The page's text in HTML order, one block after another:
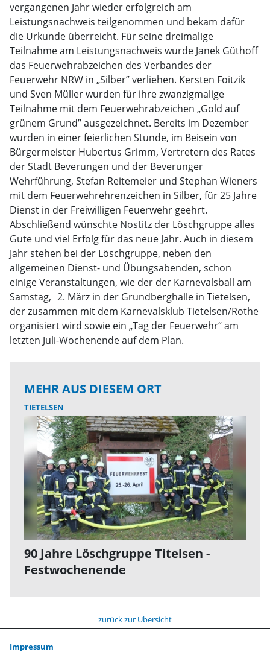
vergangenen Jahr wieder erfolgreich am
Leistungsnachweis teilgenommen und bekam dafür
die Urkunde überreicht. Für seine dreimalige
Teilnahme am Leistungsnachweis wurde Janek Güthoff
das Feuerwehrabzeichen des Verbandes der
Feuerwehr NRW in „Silber” verliehen. Kersten Foitzik
und Sven Müller wurden für ihre zwanzigmalige
Teilnahme mit dem Feuerwehrabzeichen „Gold auf
grünem Grund” ausgezeichnet. Bereits im Dezember
wurden in einer feierlichen Stunde, im Beisein von
Bürgermeister Hubertus Grimm, Vertretern des Rates
der Stadt Beverungen und der Beverunger
Wehrführung, Stefan Reitemeier und Stephan Wieners
mit dem Feuerwehrehrenzeichen in Silber, für 25 Jahre
Dienst in der Freiwilligen Feuerwehr geehrt.
Abschließend wünschte Nostitz der Löschgruppe alles
Gute und viel Erfolg für das neue Jahr. Auch in diesem
Jahr stehen bei der Löschgruppe, neben den
allgemeinen Dienst- und Übungsabenden, schon
einige Veranstaltungen, wie der der Karnevalsball am
Samstag, 2. März in der Grundberghalle in Tietelsen,
der zusammen mit dem Karnevalsklub Tietelsen/Rothe
organisiert wird sowie ein „Tag der Feuerwehr“ am
letzten Juli-Wochenende auf dem Plan.
MEHR AUS DIESEM ORT
TIETELSEN
90 Jahre Löschgruppe Titelsen -
Festwochenende
zurück zur Übersicht
Impressum